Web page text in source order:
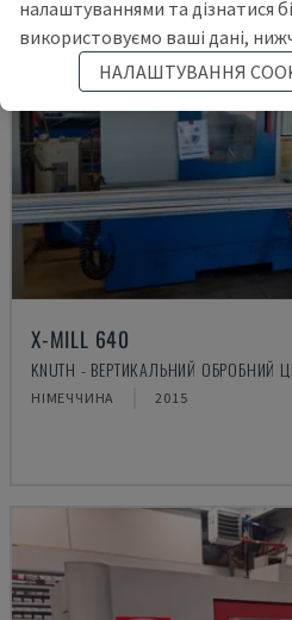
X-MILL 640
KNUTH - ВЕРТИКАЛЬНИЙ ОБРОБНИЙ
НІМЕЧЧИНА 2015
налаштуваннями та дізнатися
використовуємо ваші дані,
НАЛАШТУВАННЯ